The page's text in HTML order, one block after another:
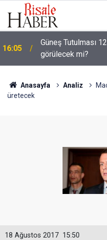
16:05
Güneş Tutulması
görülecek mi?
Anasayfa Analiz
üretecek
15:50
18 Ağustos 2017